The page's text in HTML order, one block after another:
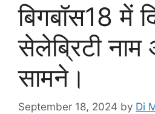
बिगबॉस18 में
सेलेब्रिटी
सामने।
September 18, 2024 by Di